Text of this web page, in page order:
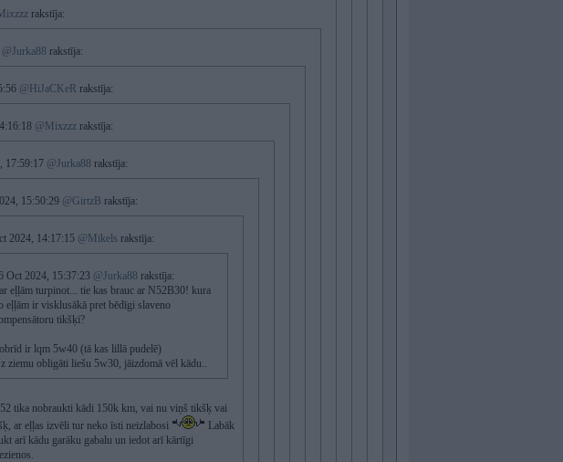
rakstīja:
@Jurka88 rakstīja:
@HiJaCKeR rakstīja:
@Mixzzz rakstīja:
17:59:17 @Jurka88 rakstīja:
15:50:29 @GirtzB rakstīja:
2024, 14:17:15 @Mikels rakstīja:
Oct 2024, 15:37:23 @Jurka88 rakstīja:
eļļām turpinot... tie kas brauc ar N52B30! kura
eļļām ir visklusākā pret bēdīgi slaveno
tikšķi?
ir lqm 5w40 (tā kas lillā pudelē)
ziemu obligāti liešu 5w30, jāizdomā vēl kādu..
tika nobraukti kādi 150k km, vai nu viņš tikšķ vai
ar eļļas izvēli tur neko īsti neizlabosi
Labāk
arī kādu garāku gabalu un iedot arī kārtīgi